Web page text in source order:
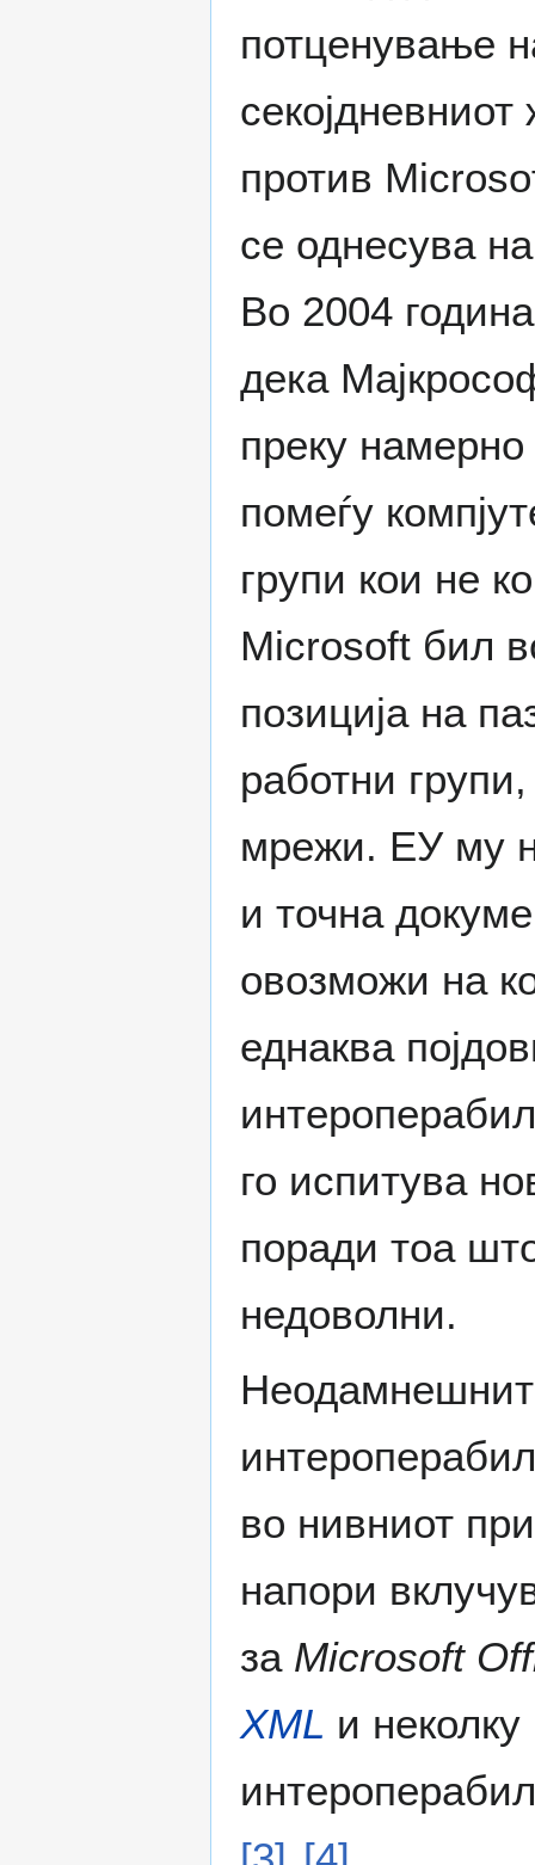
потценување
против
се однесува
Во 2004
дека
преку
помеѓу
групи кои не
Microsoft бил
позиција на
работни
мрежи. ЕУ му
и точна
овозможи на
еднаква
го испитува
поради тоа
недоволни.
во нивниот
напори
за Microsoft
XML и